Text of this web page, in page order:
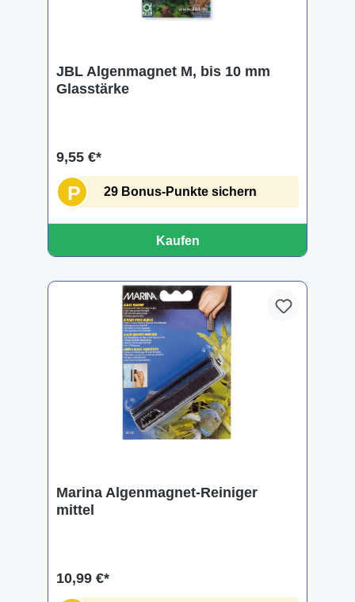
JBL Algenmagnet M, bis 10 mm
Glasstärke
9,55 €*
P 29 Bonus-Punkte sichern
Kaufen
Marina Algenmagnet-Reiniger
mittel
10,99 €*